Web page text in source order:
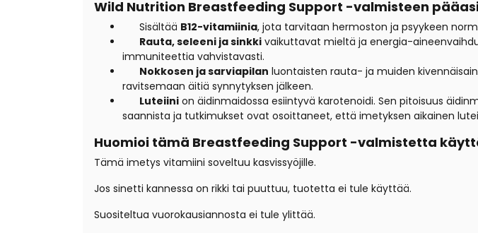
Wild Nutrition Breastfeeding Support -valmisteen
Sisältää B12-vitamiinia, jota tarvitaan hermoston ja psyykeen
Rauta, seleeni ja sinkki vaikuttavat mieltä ja energia-
immuniteettia vahvistavasti.
Nokkosen ja sarviapilan luontaisten rauta- ja muiden
ravitsemaan äitiä synnytyksen jälkeen.
Luteiini on äidinmaidossa esiintyvä karotenoidi. Sen pitoisuus
saannista ja tutkimukset ovat osoittaneet, että imetyksen aikainen
Huomioi tämä Breastfeeding Support -valmistetta
Tämä imetys vitamiini soveltuu kasvissyöjille.
Jos sinetti kannessa on rikki tai puuttuu, tuotetta ei tule käyttää.
Suositeltua vuorokausiannosta ei tule ylittää.